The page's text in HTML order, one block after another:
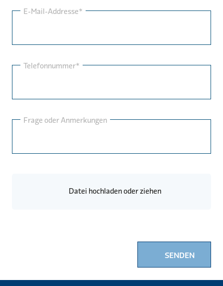
E-Mail-Addresse*
Telefonnummer*
Frage oder Anmerkungen
Datei hochladen oder ziehen
SENDEN